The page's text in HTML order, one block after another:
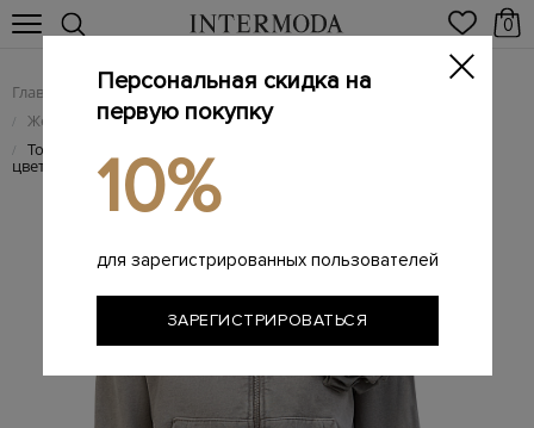
0
Главная Женщинам / Женская одежда
/ Женский трикотаж
/ Толстовка из окрашенного в готовом виде хлопка с брошью-
цветком
Персональная скидка на
первую покупку
10%
для зарегистрированных пользователей
ЗАРЕГИСТРИРОВАТЬСЯ